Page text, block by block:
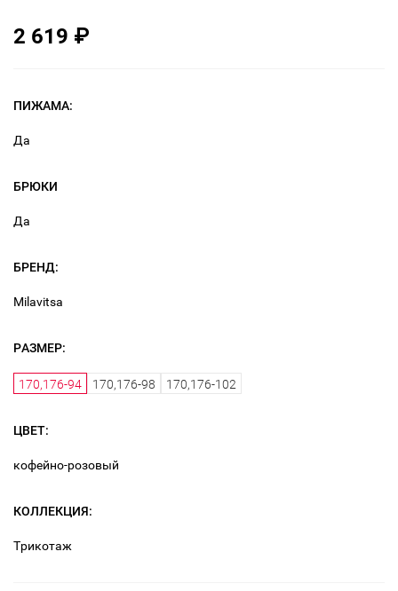
2 619 ₽
ПИЖАМА:
Да
БРЮКИ
Да
БРЕНД:
Milavitsa
РАЗМЕР:
170,176-94 170,176-98 170,176-102
ЦВЕТ:
кофейно-розовый
КОЛЛЕКЦИЯ:
Трикотаж